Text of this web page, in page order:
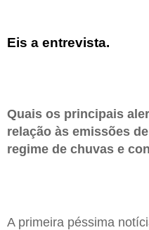
Eis a entrevista.
Quais os principais
relação às emissões
regime de chuvas e
A primeira péssima